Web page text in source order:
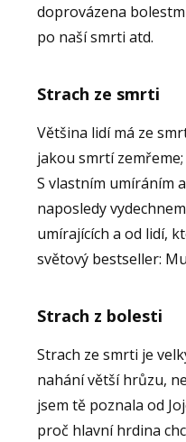
doprovázena
po naší smrti atd.
Strach ze smrti
Většina lidí má ze
jakou smrtí
S vlastním umíráním
naposledy
umírajících a od lidí,
světový bestseller:
Strach z bolesti
Strach ze smrti je
nahání větší hrůzu,
jsem tě poznala od
proč hlavní hrdina